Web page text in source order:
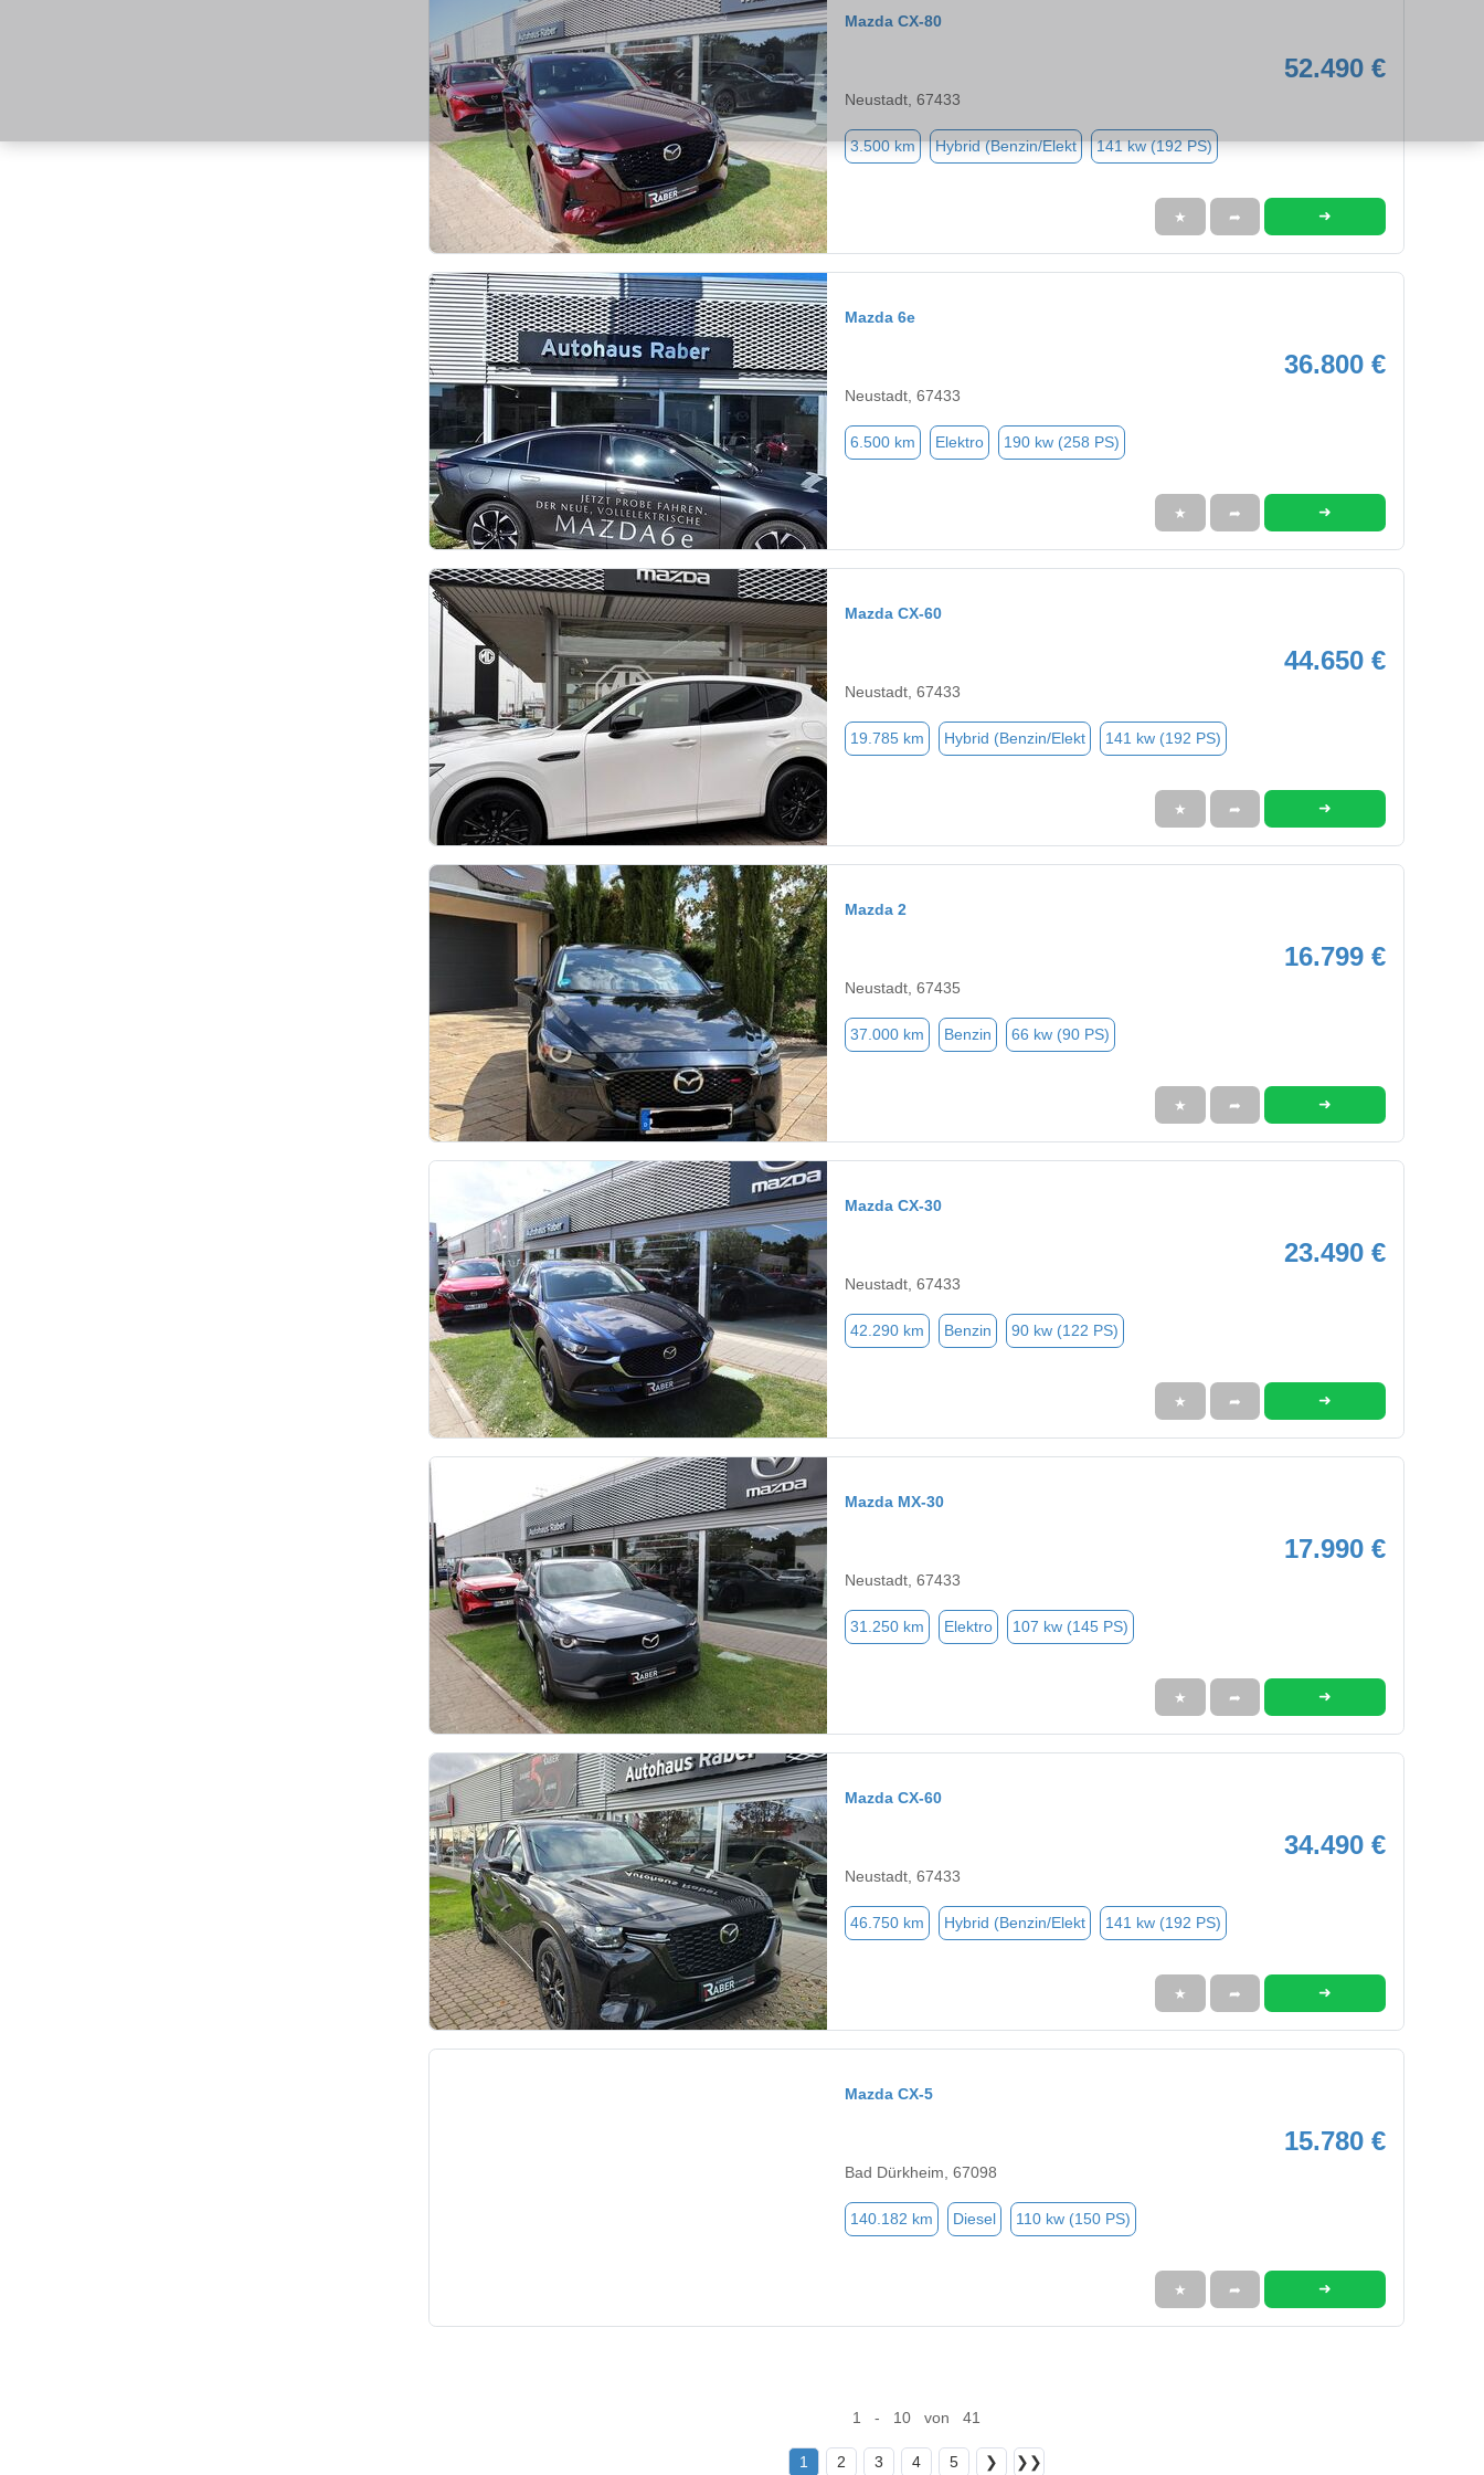
Mazda CX-80
52.490 €
Neustadt, 67433
3.500 km Hybrid (Benzin/Elekt 141 kw (192 PS)
★ ➦ ➜
Mazda 6e
36.800 €
Neustadt, 67433
6.500 km Elektro 190 kw (258 PS)
★ ➦ ➜
Mazda CX-60
44.650 €
Neustadt, 67433
19.785 km Hybrid (Benzin/Elekt 141 kw (192 PS)
★ ➦ ➜
Mazda 2
16.799 €
Neustadt, 67435
37.000 km Benzin 66 kw (90 PS)
★ ➦ ➜
Mazda CX-30
23.490 €
Neustadt, 67433
42.290 km Benzin 90 kw (122 PS)
★ ➦ ➜
Mazda MX-30
17.990 €
Neustadt, 67433
31.250 km Elektro 107 kw (145 PS)
★ ➦ ➜
Mazda CX-60
34.490 €
Neustadt, 67433
46.750 km Hybrid (Benzin/Elekt 141 kw (192 PS)
★ ➦ ➜
Mazda CX-5
15.780 €
Bad Dürkheim, 67098
140.182 km Diesel 110 kw (150 PS)
★ ➦ ➜
1 - 10 von 41
1 2 3 4 5 ❯ ❯❯